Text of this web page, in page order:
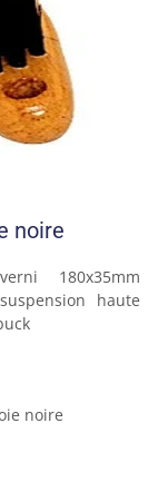
noire
180x35mm
haute
noire